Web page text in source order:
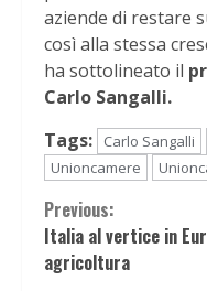
aziende di restare
così alla stessa
ha sottolineato il
Carlo Sangalli.
Tags:
Carlo Sangalli
Unioncamere
Continue
Reading
Previous:
Italia al vertice in
agricoltura